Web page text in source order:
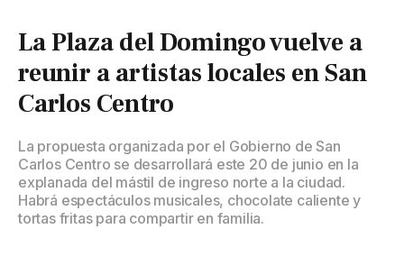
La Plaza del Domingo vuelve a
reunir a artistas locales en San
Carlos Centro
La propuesta organizada por el Gobierno de San
Carlos Centro se desarrollará este 20 de junio en la
explanada del mástil de ingreso norte a la ciudad.
Habrá espectáculos musicales, chocolate caliente y
tortas fritas para compartir en familia.